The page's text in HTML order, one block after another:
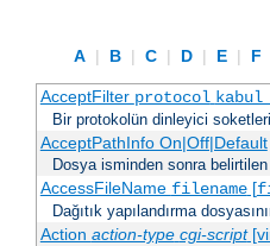
A | B | C | D | E | F
AcceptFilter protocol
Bir protokolün dinleyici
AcceptPathInfo On|Off|Default
Dosya isminden sonra
AccessFileName filename[
Dağıtık yapılandırma
Action action-type cgi-script